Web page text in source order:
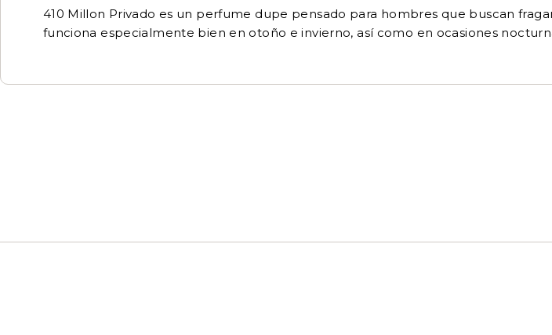
410 Millon Privado es un perfume dupe pensado para hombres que buscan
funciona especialmente bien en otoño e invierno, así como en ocasiones